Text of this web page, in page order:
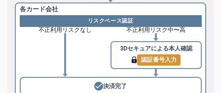
各カード会社
リスクベース認証
不正利用リスクなし 不正利用リスク中〜高
3Dセキュアによる本人確認
認証番号入力
決済完了